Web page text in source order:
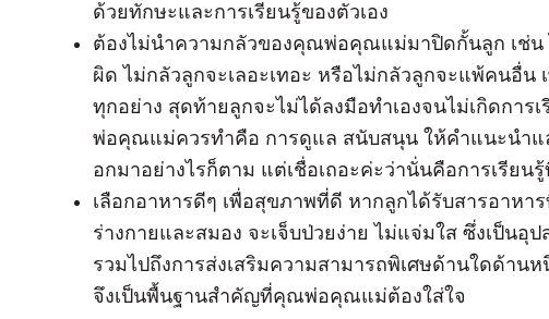
ด้วยทักษะและการเรียนรู้ของตัวเอง
ต้องไม่นำความกลัวของคุณพ่อคุณแม่มาปิดกั้นลูก เช่น
ผิด ไม่กลัวลูกจะเลอะเทอะ หรือไม่กลัวลูกจะแพ้คนอื่น
ทุกอย่าง สุดท้ายลูกจะไม่ได้ลงมือทำเองจนไม่เกิดกา
พ่อคุณแม่ควรทำคือ การดูแล สนับสนุน ให้คำแนะนำแ
อกมาอย่างไรก็ตาม แต่เชื่อเถอะค่ะว่านั่นคือการเรียน
เลือกอาหารดีๆ เพื่อสุขภาพที่ดี หากลูกได้รับสารอาหา
ร่างกายและสมอง จะเจ็บป่วยง่าย ไม่แจ่มใส ซึ่งเป็น
รวมไปถึงการส่งเสริมความสามารถพิเศษด้านใดด้าน
จึงเป็นพื้นฐานสำคัญที่คุณพ่อคุณแม่ต้องใส่ใจ